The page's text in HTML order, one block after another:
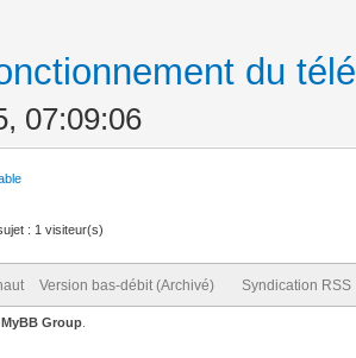
du
07:09:06
: 1 visiteur(s)
Version bas-débit (Archivé) Syndication RSS
MyBB Group